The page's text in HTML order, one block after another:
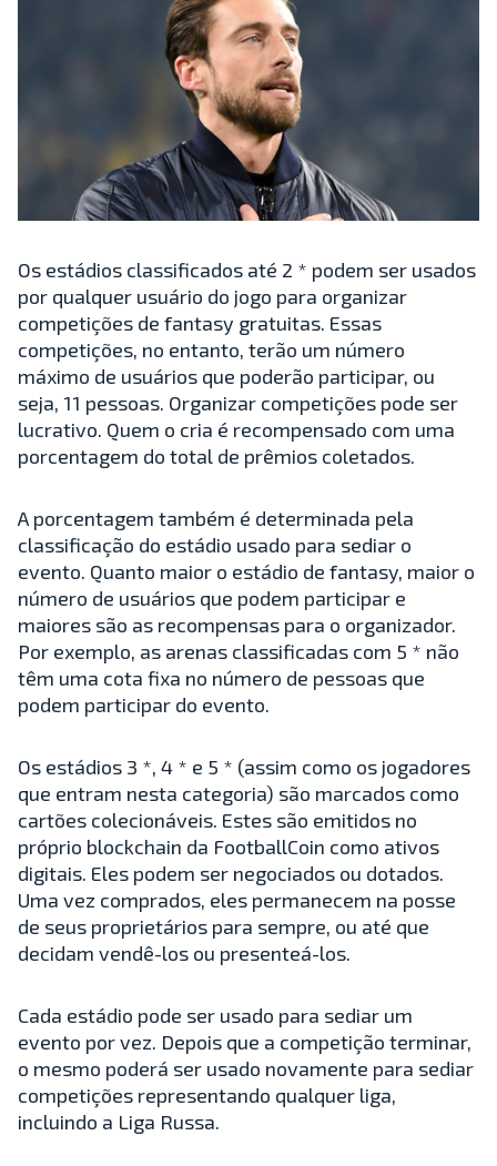
Os estádios classificados até 2 * podem ser usados
por qualquer usuário do jogo para organizar
competições de fantasy gratuitas. Essas
competições, no entanto, terão um número
máximo de usuários que poderão participar, ou
seja, 11 pessoas. Organizar competições pode ser
lucrativo. Quem o cria é recompensado com uma
porcentagem do total de prêmios coletados.
A porcentagem também é determinada pela
classificação do estádio usado para sediar o
evento. Quanto maior o estádio de fantasy, maior o
número de usuários que podem participar e
maiores são as recompensas para o organizador.
Por exemplo, as arenas classificadas com 5 * não
têm uma cota fixa no número de pessoas que
podem participar do evento.
Os estádios 3 *, 4 * e 5 * (assim como os jogadores
que entram nesta categoria) são marcados como
cartões colecionáveis. Estes são emitidos no
próprio blockchain da FootballCoin como ativos
digitais. Eles podem ser negociados ou dotados.
Uma vez comprados, eles permanecem na posse
de seus proprietários para sempre, ou até que
decidam vendê-los ou presenteá-los.
Cada estádio pode ser usado para sediar um
evento por vez. Depois que a competição terminar,
o mesmo poderá ser usado novamente para sediar
competições representando qualquer liga,
incluindo a Liga Russa.